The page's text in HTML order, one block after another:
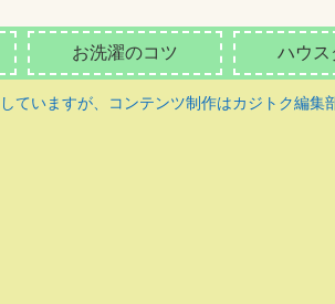
お洗濯のコツ ハウス
ていますが、コンテンツ制作はカジトク編